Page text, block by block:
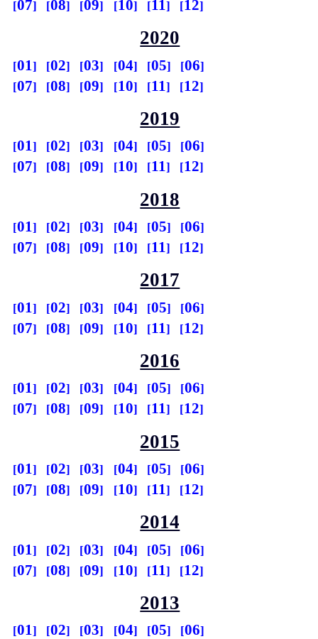
07 08 09 10 11 12
2020
01 02 03 04 05
06
07
08 09 10 11 12
2019
01 02 03 04 05
06
07
08 09 10 11 12
2018
01 02 03 04 05
06
07
08 09 10 11 12
2017
01 02 03 04 05
06
07
08 09 10 11 12
2016
01 02 03 04 05
06
07
08 09 10 11 12
2015
01 02 03 04 05
06
07
08 09 10 11 12
2014
01 02 03 04 05
06
07
08 09 10 11 12
2013
01 02 03 04 05
06